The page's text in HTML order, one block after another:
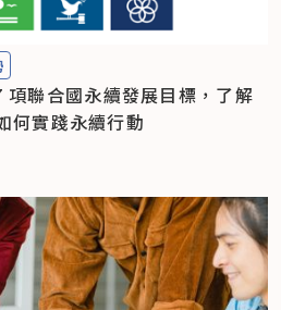
聯合國永續發展目標，了解
何實踐永續行動